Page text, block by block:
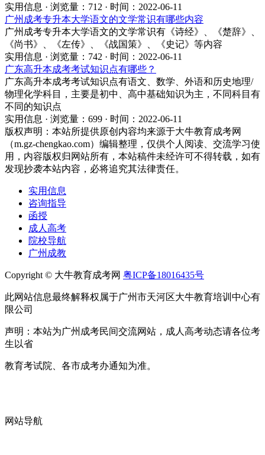
实用信息 · 浏览量：712 · 时间：2022-06-11
广州成考专升本大学语文的文学常识有哪些内容
广州成考专升本大学语文的文学常识有《诗经》、《楚辞》、
《尚书》、《左传》、《战国策》、《史记》等内容
实用信息 · 浏览量：742 · 时间：2022-06-11
广东高升本成考考试知识点有哪些？
广东高升本成考考试知识点有语文、数学、外语和历史地理/
物理化学科目，主要是初中、高中基础知识为主，不同科目有
不同的知识点
实用信息 · 浏览量：699 · 时间：2022-06-11
版权声明： 本站所提供原创内容均来源于大牛教育成考网
（m.gz-chengkao.com）编辑整理，仅供个人阅读、交流学习使
用，内容版权归网站所有，本站稿件未经许可不得转载，如有
发现抄袭本站内容，必将追究其法律责任。
实用信息
咨询指导
函授
成人高考
院校导航
广州成教
Copyright © 大牛教育成考网 粤ICP备18016435号
此网站信息最终解释权属于广州市天河区大牛教育培训中心有
限公司
声明：本站为广州成考民间交流网站，成人高考动态请各位考
生以省
教育考试院、各市成考办通知为准。
网站导航